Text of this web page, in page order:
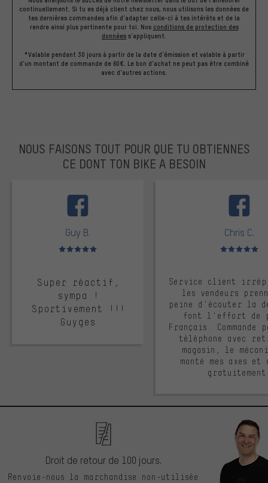
continuellement. Si tu es déjà client chez nous, nous utilisons les données de
tes dernières commandes afin d'adapter celle-ci à tes intérêts et de la
rendre ainsi plus pertinente pour toi. Nos conditions de protection des
données s'appliquent.
*Valable pendant 30 jours à partir de la date d'émission et valable à partir
d'un montant de commande de 60€. Le bon d'achat ne peut pas être combiné
avec d'autres actions.
NOUS FAISONS TOUT POUR QUE TU OBTIENNES
CE DONT TON BIKE A BESOIN
Guy B.
Note moyenne : 5 sur 5
Super réactif,
sympa !
Sportivement !!!
Guyges
Chris C.
Note moyenne :
Service client
les vendeurs
peine d'écouter la
font l'effort de
Français. Commande
téléphone avec
magasin, le
monté mes axes et
Droit de retour de 100 jours.
Renvoie-nous la marchandise non-utilisée